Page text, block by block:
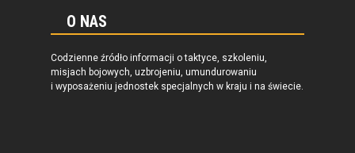
O NAS
Codzienne źródło informacji o taktyce, szkoleniu,
misjach bojowych, uzbrojeniu, umundurowaniu
i wyposażeniu jednostek specjalnych w kraju i na świecie.